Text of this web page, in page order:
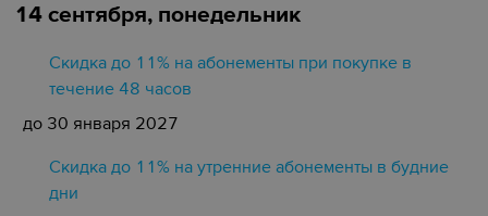
14 сентября, понедельник
Скидка до 11% на абонементы при покупке в
течение 48 часов
до 30 января 2027
Скидка до 11% на утренние абонементы в будние
дни